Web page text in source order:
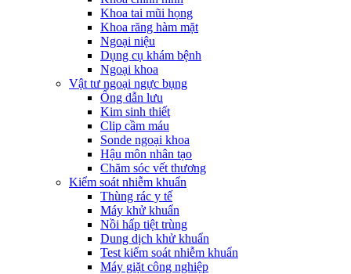
Khoa tai mũi họng
Khoa răng hàm mặt
Ngoại niệu
Dụng cụ khám bệnh
Ngoại khoa
Vật tư ngoại ngực bụng
Ống dẫn lưu
Kim sinh thiết
Clip cầm máu
Sonde ngoại khoa
Hậu môn nhân tạo
Chăm sóc vết thương
Kiểm soát nhiễm khuẩn
Thùng rác y tế
Máy khử khuẩn
Nồi hấp tiệt trùng
Dung dịch khử khuẩn
Test kiểm soát nhiễm khuẩn
Máy giặt công nghiệp